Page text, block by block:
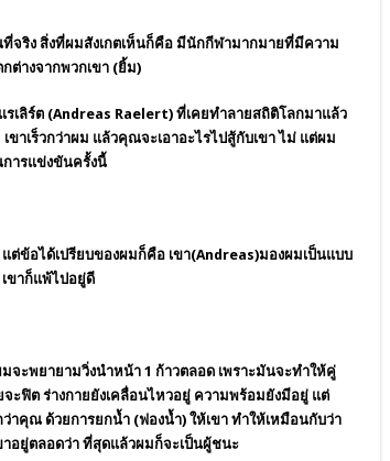
จริง สิ่งที่ผมสังเกตเห็นก็คือ มีนักกีฬามากมายที่มีความ
ต่างจากพวกเขา (ยิ้ม)
รเลิร์ต (Andreas Raelert) ที่เคยทำลายสถิติโลกมาแล้ว
าเร็วกว่าผม แล้วคุณจะเอาอะไรไปสู้กับเขา ไม่ แต่ผม
การแข่งขันครั้งนี้
แต่ข้อได้เปรียบของผมก็คือ เขา(Andreas)มองผมเป็นแบบ
ขาก็แพ้ไปอยู่ดี
จะพยายามวิ่งนำหน้า 1 ก้าวตลอด เพราะมันจะทำให้คู่
ะฟิต ร่างกายยังเคลื่อนไหวอยู่ ความพร้อมยังมีอยู่ แต่
าคุณ ด้วยการยกน้ำ (ฟองน้ำ) ให้เขา ทำให้เหมือนกับว่า
อยู่ตลอดว่า ที่สุดแล้วผมก็จะเป็นผู้ชนะ